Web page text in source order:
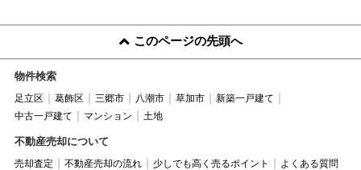
このページの先頭へ
物件検索
足立区 葛飾区 三郷市 八潮市 草加市
新築一戸建て
中古一戸建て
マンション 土地
不動産売却について
売却査定 不動産売却の流れ 少しでも高く売るポイント よくある質問